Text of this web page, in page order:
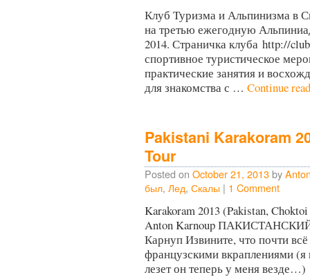
Клуб Туризма и Альпинизма в
на третью ежегодную
2014. Страничка клуба http://
спортивное туристическое
практические занятия и
для знакомства с … Continue
Pakistani Karakoram
Tour
Posted on October 21, 2013by
был, Лед, Скалы | 1 Comment
Karakoram 2013 (Pakistan,
Anton Karnoup
Карнуп Извините, что почти
французскими вкраплениями (я
лезет он теперь у меня